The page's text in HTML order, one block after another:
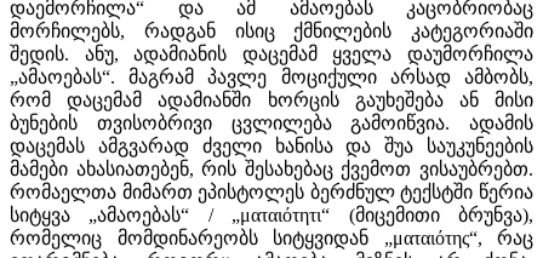
დაემორჩილა“ და ამ ამაოებას კაცობრიობაც
მორჩილებს, რადგან ისიც ქმნილების კატეგორიაში
შედის. ანუ, ადამიანის დაცემამ ყველა დაუმორჩილა
„ამაოებას“. მაგრამ პავლე მოციქული არსად ამბობს,
რომ დაცემამ ადამიანში ხორცის გაუხეშება ან მისი
ბუნების თვისობრივი ცვლილება გამოიწვია. ადამის
დაცემას ამგვარად ძველი ხანისა და შუა საუკუნეების
მამები ახასიათებენ, რის შესახებაც ქვემოთ ვისაუბრებთ.
რომაელთა მიმართ ეპისტოლეს ბერძნულ ტექსტში წერია
სიტყვა „ამაოებას“ / „ματαιότητι“ (მიცემითი ბრუნვა),
რომელიც მომდინარეობს სიტყვიდან „ματαιότης“, რაც